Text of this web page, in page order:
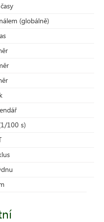
(globálně)
100 s)